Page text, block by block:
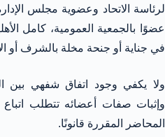
لرئاسة الاتحاد وعضوية مجلس
عضوًا بالجمعية العمومية، كامل
في جناية أو جنحة مخلة بالشرف أو
ولا يكفي وجود اتفاق شفهي
وإثبات صفات أعضائه تتطلب اتباع
المحاضر المقررة قانونًا.